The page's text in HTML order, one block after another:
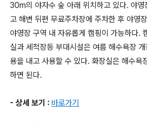
30m의 야자수 숲 아래 위치하고 있다. 야영
고 해변 뒤편 무료주차장에 주차한 후 야영
야영장 구역 내 자유롭게 캠핑이 가능하다.
실과 세척장등 부대시설은 여름 해수욕장 개
용을 내고 사용할 수 있다. 화장실은 해수욕
하면 된다.
- 상세 보기 : 바로가기